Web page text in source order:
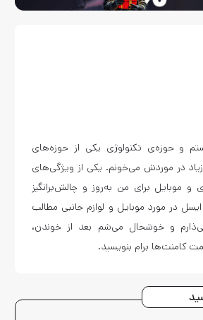
و حوزه‌ی تکنولوژی یکی از حوزه‌های
در موردش می‌خونم. یکی از ویژگی‌های
و موبایل برای من به‌روز و چالش‌برانگیز
در مورد موبایل و لوازم جانبی مطالب
و خوشحال می‌شم بعد از خوندن،
کامنت‌ها برام بنویسید.